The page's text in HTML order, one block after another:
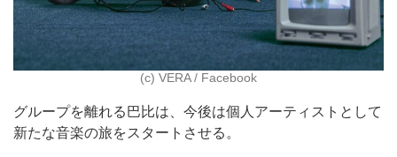
(c) VERA / Facebook
グループを離れる巴比は、今後は個人アーティストとして
新たな音楽の旅をスタートさせる。